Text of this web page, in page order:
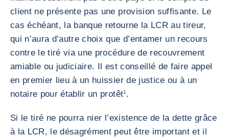
client ne présente pas une provision suffisante. Le
cas échéant, la banque retourne la LCR au tireur,
qui n’aura d’autre choix que d’entamer un recours
contre le tiré via une procédure de recouvrement
amiable ou judiciaire. Il est conseillé de faire appel
en premier lieu à un huissier de justice ou à un
notaire pour établir un protêt1 .
Si le tiré ne pourra nier l’existence de la dette grâce
à la LCR, le désagrément peut être important et il